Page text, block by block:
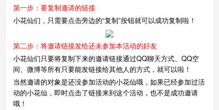
第一步：要复制邀请的链接
小花仙们，只需要点击旁边的“复制”按钮就可以成功复制啦！
第二步：将邀请链接发给还未参加本活动的好友
小花仙们只要将复制下来的邀请链接通过QQ聊天方式、QQ空
间、微博等所有只要能发链接给其他人的方式，就可以啦！
当然邀请的对象是还没参加活动的小花仙哦，如果已经参加过活
动的小花仙，即时点击了链接来到这个活动，也不是成功邀请
哦！